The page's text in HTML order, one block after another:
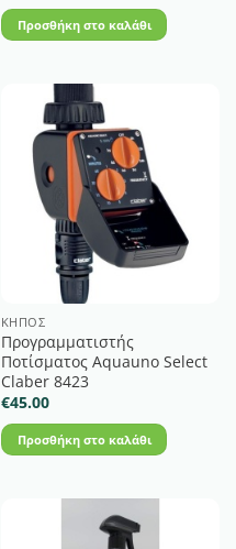
Προσθήκη στο καλάθι
ΚΉΠΟΣ
Προγραμματιστής
Ποτίσματος Aquauno Select
Claber 8423
€45.00
Προσθήκη στο καλάθι